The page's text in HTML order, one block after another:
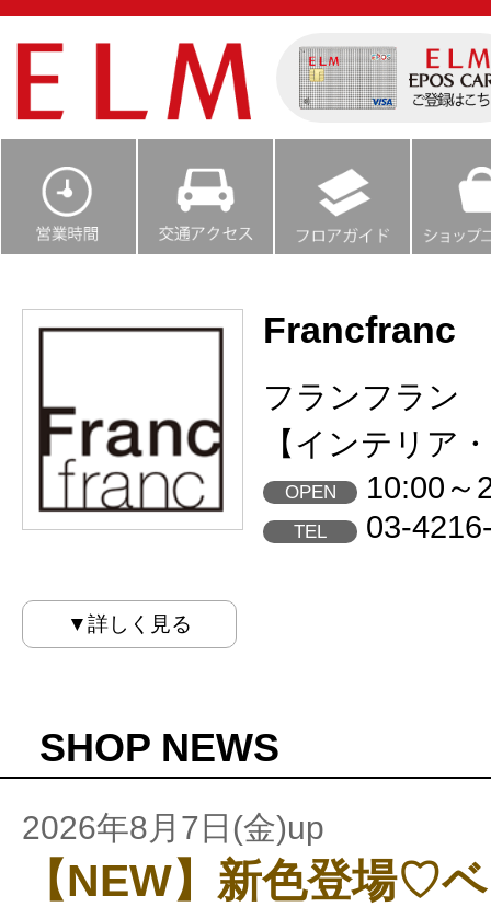
Francfranc
フランフラン
【インテリア
OPEN 10:00～
TEL 03-
▼詳しく見る
SHOP NEWS
2026年8月7日(金)up
【NEW】新色登場♡